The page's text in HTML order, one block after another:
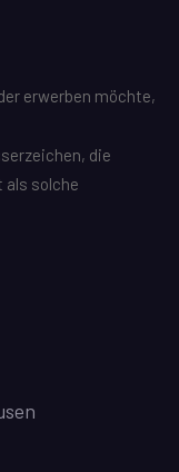
erwerben möchte,
die
als solche